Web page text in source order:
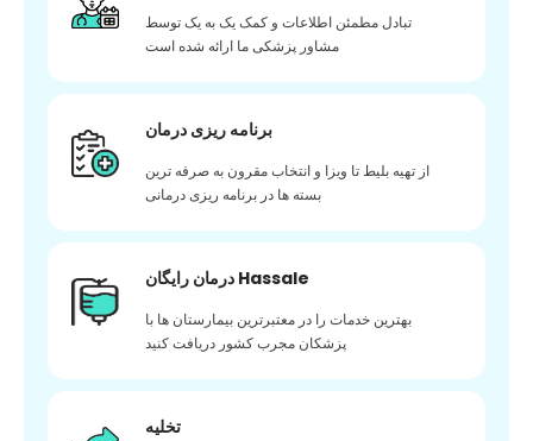
تبادل مطمئن اطلاعات و کمک یک به یک توسط
مشاور پزشکی ما ارائه شده است
برنامه ریزی درمان
از تهیه بلیط تا ویزا و انتخاب مقرون به صرفه ترین
بسته ها در برنامه ریزی درمانی
درمان رایگان Hassale
بهترین خدمات را در معتبرترین بیمارستان ها با
پزشکان مجرب کشور دریافت کنید
تخلیه